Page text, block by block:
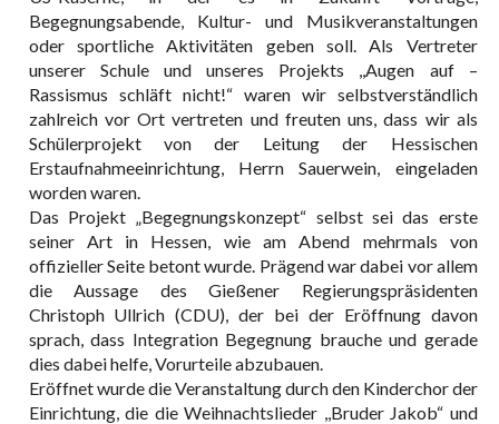
Begegnungsabende, Kultur- und Musikveranstaltungen
oder sportliche Aktivitäten geben soll. Als Vertreter
unserer Schule und unseres Projekts ,,Augen auf –
Rassismus schläft nicht!“ waren wir selbstverständlich
zahlreich vor Ort vertreten und freuten uns, dass wir als
Schülerprojekt von der Leitung der Hessischen
Erstaufnahmeeinrichtung, Herrn Sauerwein, eingeladen
worden waren.
Das Projekt „Begegnungskonzept“ selbst sei das erste
seiner Art in Hessen, wie am Abend mehrmals von
offizieller Seite betont wurde. Prägend war dabei vor allem
die Aussage des Gießener Regierungspräsidenten
Christoph Ullrich (CDU), der bei der Eröffnung davon
sprach, dass Integration Begegnung brauche und gerade
dies dabei helfe, Vorurteile abzubauen.
Eröffnet wurde die Veranstaltung durch den Kinderchor der
Einrichtung, die die Weihnachtslieder ,,Bruder Jakob“ und